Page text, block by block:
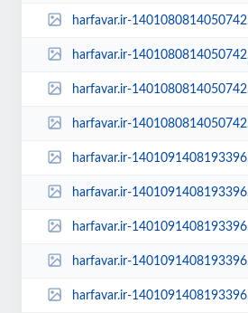
harfavar.ir-1401080814050742026338374-450x300.jpg
harfavar.ir-1401080814050742026338374-600x400.jpg
harfavar.ir-1401080814050742026338374-768x535.jpg
harfavar.ir-1401080814050742026338374.jpg
harfavar.ir-140109140819339626593834-100x70.jpg
harfavar.ir-140109140819339626593834-250x150.jpg
harfavar.ir-140109140819339626593834-300x209.jpg
harfavar.ir-140109140819339626593834-450x300.jpg
harfavar.ir-140109140819339626593834-600x400.jpg